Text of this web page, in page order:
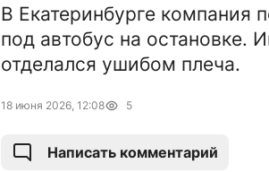
В Екатеринбурге компания
под автобус на остановке.
отделался ушибом плеча.
18 июня 2026, 12:08 5
Написать комментарий